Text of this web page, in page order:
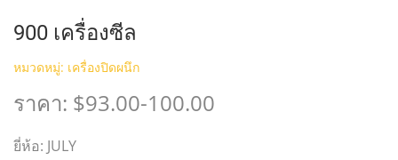
900 เครื่องซีล
หมวดหมู่: เครื่องปิดผนึก
ราคา: $93.00-100.00
ยี่ห้อ: JULY